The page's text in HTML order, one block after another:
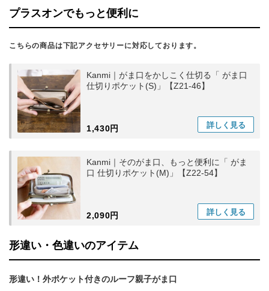
プラスオンでもっと便利に
こちらの商品は下記アクセサリーに対応しております。
Kanmi｜がま口をかしこく仕切る「 がま口
仕切りポケット(S)」【Z21-46】
1,430円 詳しく 見る
Kanmi｜そのがま口、もっと便利に「 がま
口 仕切りポケット(M)」【Z22-54】
2,090円 詳しく 見る
形違い・色違いのアイテム
形違い！外ポケット付きのルーフ親子がま口